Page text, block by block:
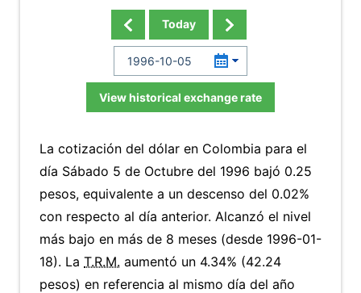
Today
View historical exchange rate
La cotización del dólar en Colombia para el
día Sábado 5 de Octubre del 1996 bajó 0.25
pesos, equivalente a un descenso del 0.02%
con respecto al día anterior. Alcanzó el nivel
más bajo en más de 8 meses (desde 1996-01-
18). La T.R.M. aumentó un 4.34% (42.24
pesos) en referencia al mismo día del año